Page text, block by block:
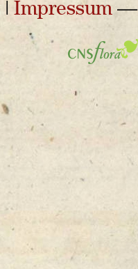
Impressum—